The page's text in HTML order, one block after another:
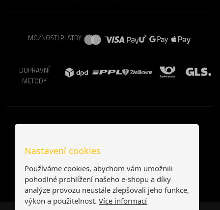
MOŽNOSTI PLATBY
DOPRAVNÍ
METODY
Nastavení cookies
Používáme cookies, abychom vám umožnili
pohodlné prohlížení našeho e-shopu a díky
analýze provozu neustále zlepšovali jeho funkce,
výkon a použitelnost. Více informací